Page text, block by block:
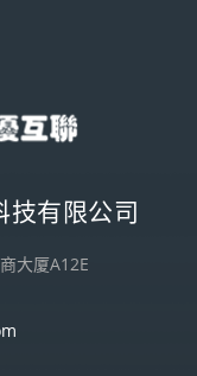
技有限公司
大厦A12E